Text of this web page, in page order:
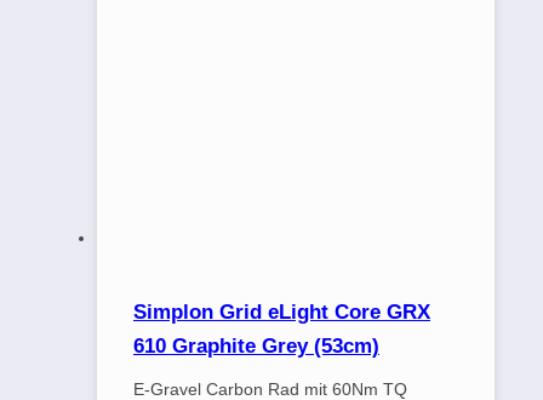
Simplon Grid eLight Core GRX
610 Graphite Grey (53cm)
E-Gravel Carbon Rad mit 60Nm TQ